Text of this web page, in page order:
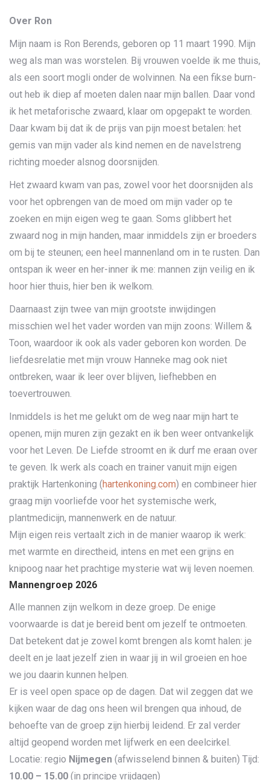
Over Ron
Mijn naam is Ron Berends, geboren op 11 maart 1990. Mijn
weg als man was worstelen. Bij vrouwen voelde ik me thuis,
als een soort mogli onder de wolvinnen. Na een fikse burn-
out heb ik diep af moeten dalen naar mijn ballen. Daar vond
ik het metaforische zwaard, klaar om opgepakt te worden.
Daar kwam bij dat ik de prijs van pijn moest betalen: het
gemis van mijn vader als kind nemen en de navelstreng
richting moeder alsnog doorsnijden.
Het zwaard kwam van pas, zowel voor het doorsnijden als
voor het opbrengen van de moed om mijn vader op te
zoeken en mijn eigen weg te gaan. Soms glibbert het
zwaard nog in mijn handen, maar inmiddels zijn er broeders
om bij te steunen; een heel mannenland om in te rusten. Dan
ontspan ik weer en her-inner ik me: mannen zijn veilig en ik
hoor hier thuis, hier ben ik welkom.
Daarnaast zijn twee van mijn grootste inwijdingen
misschien wel het vader worden van mijn zoons: Willem &
Toon, waardoor ik ook als vader geboren kon worden. De
liefdesrelatie met mijn vrouw Hanneke mag ook niet
ontbreken, waar ik leer over blijven, liefhebben en
toevertrouwen.
Inmiddels is het me gelukt om de weg naar mijn hart te
openen, mijn muren zijn gezakt en ik ben weer ontvankelijk
voor het Leven. De Liefde stroomt en ik durf me eraan over
te geven. Ik werk als coach en trainer vanuit mijn eigen
praktijk Hartenkoning (hartenkoning.com) en combineer hier
graag mijn voorliefde voor het systemische werk,
plantmedicijn, mannenwerk en de natuur.
Mijn eigen reis vertaalt zich in de manier waarop ik werk:
met warmte en directheid, intens en met een grijns en
knipoog naar het prachtige mysterie wat wij leven noemen.
Mannengroep 2026
Alle mannen zijn welkom in deze groep. De enige
voorwaarde is dat je bereid bent om jezelf te ontmoeten.
Dat betekent dat je zowel komt brengen als komt halen: je
deelt en je laat jezelf zien in waar jij in wil groeien en hoe
we jou daarin kunnen helpen.
Er is veel open space op de dagen. Dat wil zeggen dat we
kijken waar de dag ons heen wil brengen qua inhoud, de
behoefte van de groep zijn hierbij leidend. Er zal verder
altijd geopend worden met lijfwerk en een deelcirkel.
Locatie: regio Nijmegen (afwisselend binnen & buiten) Tijd:
10.00 – 15.00 (in principe vrijdagen)